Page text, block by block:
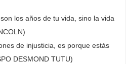
los años de tu vida, sino la vida
de injusticia, es porque estás
DESMOND TUTU)